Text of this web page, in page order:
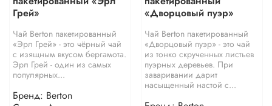
Грей»
Чай Berton пакетированный
«Эрл Грей» - это чёрный чай
с изящным вкусом бергамота.
Эрл Грей - один из самых
популярных...
Бренд: Berton
«Дворцовый пуэр»
Чай Berton пакетированный
«Дворцовый пуэр» - это чай
из тонко скрученных листьев
пуэрных деревьев. При
заваривании дарит
насыщенный настой с...